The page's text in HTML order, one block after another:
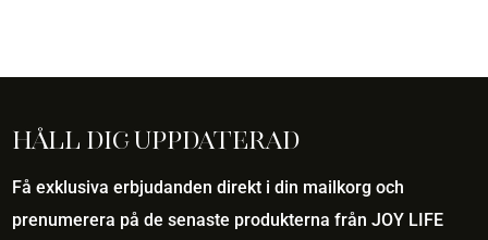
Håll dig uppdaterad
Få exklusiva erbjudanden direkt i din mailkorg och
prenumerera på de senaste produkterna från JOY LIFE